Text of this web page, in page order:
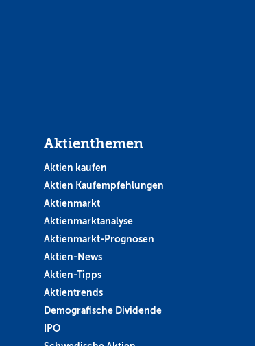
Aktienthemen
Aktien kaufen
Aktien Kaufempfehlungen
Aktienmarkt
Aktienmarktanalyse
Aktienmarkt-Prognosen
Aktien-News
Aktien-Tipps
Aktientrends
Demografische Dividende
IPO